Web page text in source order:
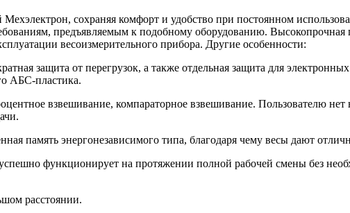
сохраняя комфорт и удобство при постоянном
предъявляемым к подобному оборудованию. Высокопрочная
весоизмерительного прибора. Другие особенности:
защита от перегрузок, а также отдельная защита для
АБС-пластика.
взвешивание, компараторное взвешивание. Пользователю нет
память энергонезависимого типа, благодаря чему весы дают
функционирует на протяжении полной рабочей смены без
расстоянии.